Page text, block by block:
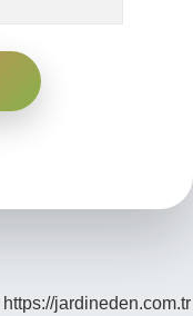
https://jardineden.com.tr